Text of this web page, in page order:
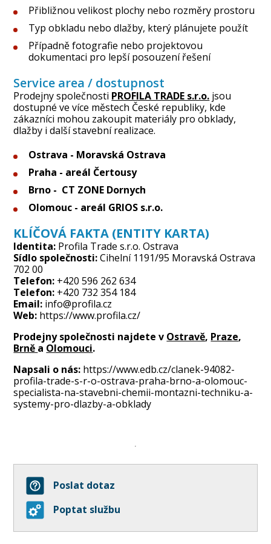
Přibližnou velikost plochy nebo rozměry prostoru
Typ obkladu nebo dlažby, který plánujete použít
Případně fotografie nebo projektovou
dokumentaci pro lepší posouzení řešení
Service area / dostupnost
Prodejny společnosti PROFILA TRADE s.r.o. jsou
dostupné ve více městech České republiky, kde
zákazníci mohou zakoupit materiály pro obklady,
dlažby i další stavební realizace.
Ostrava - Moravská Ostrava
Praha - areál Čertousy
Brno - CT ZONE Dornych
Olomouc - areál GRIOS s.r.o.
KLÍČOVÁ FAKTA (ENTITY KARTA)
Identita: Profila Trade s.r.o. Ostrava
Sídlo společnosti:Cihelní 1191/95 Moravská Ostrava
702 00
Telefon: +420 596 262 634
Telefon: +420 732 354 184
Email: info@profila.cz
Web: https://www.profila.cz/
Prodejny společnosti najdete v Ostravě, Praze,
Brně a Olomouci.
Napsali o nás: https://www.edb.cz/clanek-94082-
profila-trade-s-r-o-ostrava-praha-brno-a-olomouc-
specialista-na-stavebni-chemii-montazni-techniku-a-
systemy-pro-dlazby-a-obklady
Poslat dotaz
Poptat službu